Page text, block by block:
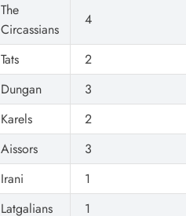
The
Circassians
4
Tats 2
Dungan 3
Karels 2
Aissors 3
Irani 1
Latgalians 1